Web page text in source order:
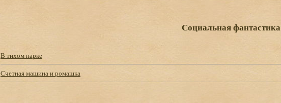
Социальная фантастика
В тихом парке
Счетная машина и ромашка